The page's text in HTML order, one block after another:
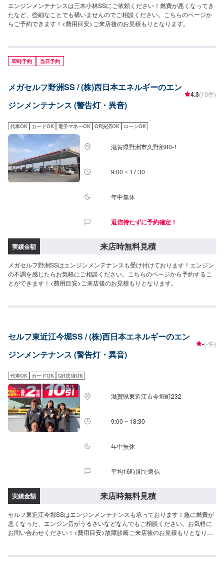
エンジンメンテナンスは三木小林SSにご依頼ください！燃費が悪くなってき
たなど、些細なことでも構いませんのでご相談ください。こちらのページか
らご予約できます！<費用目安>ご来店後のお見積もりとなります。
即時予約 当日予約
メガセルフ野洲SS / (株)西日本エネルギーのエン
ジンメンテナンス (警告灯・異音)
4.3(10件)
代車OK カードOK 電子マネーOK QR決済OK ローンOK
滋賀県野洲市久野部80-1
9:00 ~ 17:30
年中無休
返信待たずに予約確定！
実績金額 来店時無料見積
メガセルフ野洲SSはエンジンメンテナンスも受け付けております！エンジン
の不調を感じたらお気軽にご相談ください。こちらのページから予約するこ
とができます！<費用目安>ご来店後のお見積もりとなります。
セルフ東近江今堀SS / (株)西日本エネルギーのエン
ジンメンテナンス (警告灯・異音)
-(-件)
代車OK カードOK QR決済OK
滋賀県東近江市今堀町232
9:00 ~ 18:30
年中無休
平均16時間で返信
実績金額 来店時無料見積
セルフ東近江今堀SSはエンジンメンテナンスも承っております！急に燃費が
悪くなった、エンジン音がうるさいなどなんでもご相談ください。お気軽に
お問い合わせください！<費用目安>故障診断ご来店後のお見積もりとなりま